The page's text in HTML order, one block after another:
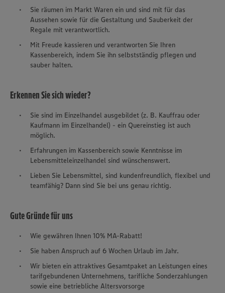
Sie räumen im Markt Waren ein und sind mit für das
Aussehen sowie für die Gestaltung und Sauberkeit der
Regale mit verantwortlich.
Mit Freude kassieren und verantworten Sie Ihren
Kassenbereich, indem Sie ihn selbstständig pflegen und
sauber halten.
Erkennen Sie sich wieder?
Sie sind im Einzelhandel ausgebildet (z. B. Kauffrau oder
Kaufmann im Einzelhandel) - ein Quereinstieg ist auch
möglich.
Erfahrungen im Kassenbereich sowie Kenntnisse im
Lebensmitteleinzelhandel sind wünschenswert.
Lieben Sie Lebensmittel, sind kundenfreundlich, flexibel und
teamfähig? Dann sind Sie bei uns genau richtig.
Gute Gründe für uns
Wie gewähren Ihnen 10% MA-Rabatt!
Sie haben Anspruch auf 6 Wochen Urlaub im Jahr.
Wir bieten ein attraktives Gesamtpaket an Leistungen eines
tarifgebundenen Unternehmens, tarifliche Sonderzahlungen
sowie eine betriebliche Altersvorsorge